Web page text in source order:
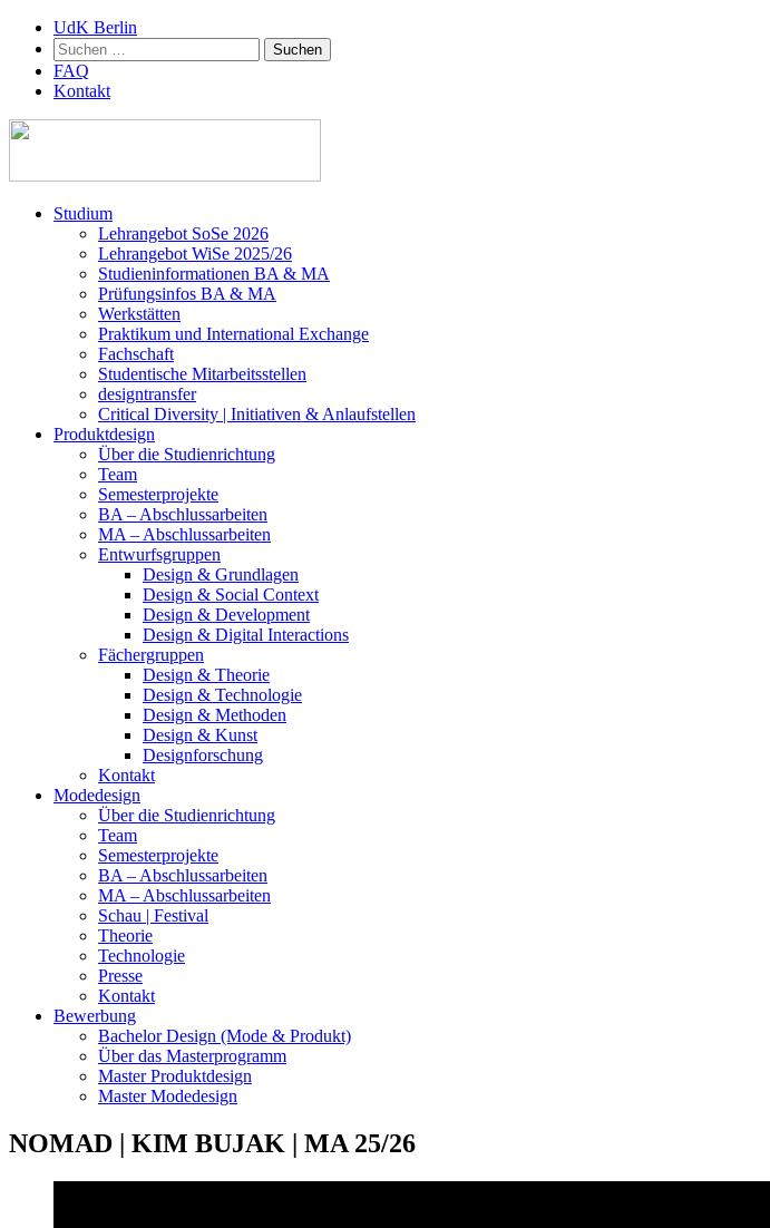
UdK Berlin
Suchen
nach:
FAQ
Kontakt
Inhalt
Studium
Lehrangebot SoSe 2026
Lehrangebot WiSe 2025/26
Studieninformationen ­BA & MA
Prüfungsinfos BA & MA
Werkstätten
Praktikum und International Exchange
Fachschaft
Studentische Mitarbeitsstellen
designtransfer
Critical Diversity | Initiativen & Anlaufstellen
Produktdesign
Über die Studienrichtung
Team
Semesterprojekte
BA – Abschlussarbeiten
MA – Abschlussarbeiten
Entwurfsgruppen
Design & Grundlagen
Design & Social Context
Design & Development
Design & Digital Interactions
Fächergruppen
Design & Theorie
Design & Technologie
Design & Methoden
Design & Kunst
Designforschung
Kontakt
Modedesign
Über die Studienrichtung
Team
Semesterprojekte
BA – Abschlussarbeiten
MA – Abschlussarbeiten
Schau | Festival
Theorie
Technologie
Presse
Kontakt
Bewerbung
Bachelor Design (Mode & Produkt)
Über das Masterprogramm
Master Produktdesign
Master Modedesign
NOMAD | KIM BUJAK | MA 25/26